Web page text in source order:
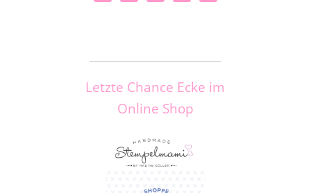
Letzte Chance Ecke im
Online Shop